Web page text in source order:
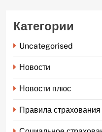
Категории
Uncategorised
Новости
Новости плюс
Правила страхования